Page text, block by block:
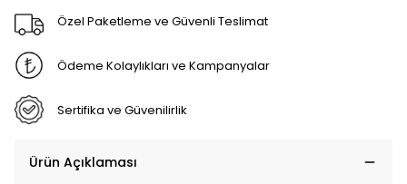
Özel Paketleme ve Güvenli Teslimat
Ödeme Kolaylıkları ve Kampanyalar
Sertifika ve Güvenilirlik
Ürün Açıklaması